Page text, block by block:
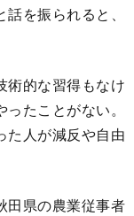
を振られると、
術的な習得もなけ
たことがない。
た人が減反や自由
田県の農業従事者